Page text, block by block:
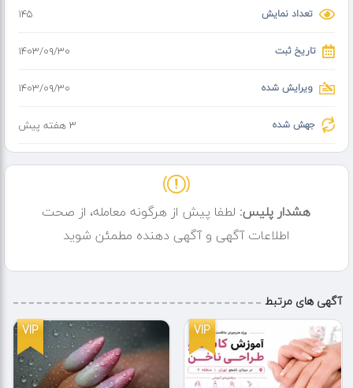
انواع پدیکور در محل شما سریع و تخصصی و ارزان پدیکور کلاسیک پدیکور
پدیکور پارافین
پدیکور با روغن داغ و اسپا
توسط فرد متخصص و دوره دیده در آسیای شرق
قابل اعتماد و محرمانه در منزل خودتان
آقایان و مزاحمین گزارش و مسدودی پیگیری
تعداد نمایش 145
تاریخ ثبت ۱۴۰۳/۰۹/۳۰
ویرایش شده ۱۴۰۳/۰۹/۳۰
جهش شده 3 هفته پیش
هشدار پلیس: لطفا پیش از هرگونه معامله، از صحت
اطلاعات آگهی و آگهی دهنده مطمئن شوید
آگهی های مرتبط
VIP
VIP